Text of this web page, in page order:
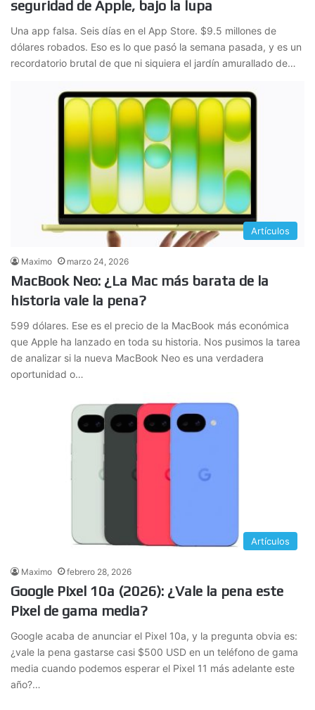
seguridad de Apple, bajo la lupa
Una app falsa. Seis días en el App Store. $9.5 millones de
dólares robados. Eso es lo que pasó la semana pasada, y es un
recordatorio brutal de que ni siquiera el jardín amurallado de…
Artículos
Maximo marzo 24, 2026
MacBook Neo: ¿La Mac más barata de la
historia vale la pena?
599 dólares. Ese es el precio de la MacBook más económica
que Apple ha lanzado en toda su historia. Nos pusimos la tarea
de analizar si la nueva MacBook Neo es una verdadera
oportunidad o…
Artículos
Maximo febrero 28, 2026
Google Pixel 10a (2026): ¿Vale la pena este
Pixel de gama media?
Google acaba de anunciar el Pixel 10a, y la pregunta obvia es:
¿vale la pena gastarse casi $500 USD en un teléfono de gama
media cuando podemos esperar el Pixel 11 más adelante este
año?…